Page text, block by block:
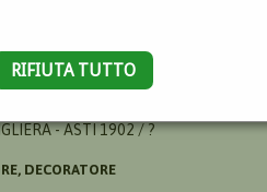
RIFIUTA TUTTO
- ASTI 1902 / ?
DECORATORE